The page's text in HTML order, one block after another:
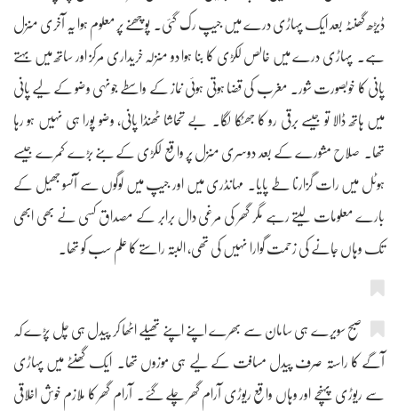
ڈیڑھ گھنٹہ بعد ایک پہاڑی درے میں جیپ رک گئی۔ پوچھنے پر معلوم ہوا یہ آخری منزل
ہے۔ پہاڑی درے میں خالص لکڑی کا بنا ہوا دو منزلہ خریداری مرکز اور ساتھ میں بہتے
پانی کا خوبصورت شور۔ مغرب کی قضا ہوتی ہوئی نماز کے واسطے جونہی وضو کے لیے پانی
میں ہاتھ ڈالا تو جیسے برقی رو کا جھٹکا لگا۔ بے تحاشا ٹھنڈا پانی، وضو پورا ہی نہیں ہو رہا
تھا۔ صلاح مشورے کے بعد دوسری منزل پر واقع لکڑی کے بنے بڑے کمرے جیسے
ہوٹل میں رات گزارنا طے پایا۔ مہانڈری میں اور جیپ میں لوگوں سے آنسو جھیل کے
بارے معلومات لیتے رہے مگر گھر کی مرغی دال برابر کے مصداق کسی نے بھی ابھی
تک وہاں جانے کی زحمت گوارا نہیں کی تھی، البتہ راستے کا علم سب کو تھا۔
صبح سویرے ہی سامان سے بھرے اپنے اپنے تھیلے اٹھا کر پیدل ہی چل پڑے کہ
آگے کا راستہ صرف پیدل مسافت کے لیے ہی موزوں تھا۔ ایک گھنٹے میں پہاڑی
سے ریوڑی پہنچے اور وہاں واقع ریوڑی آرام گھر چلے گئے۔ آرام گھر کا ملازم خوش اخلاقی